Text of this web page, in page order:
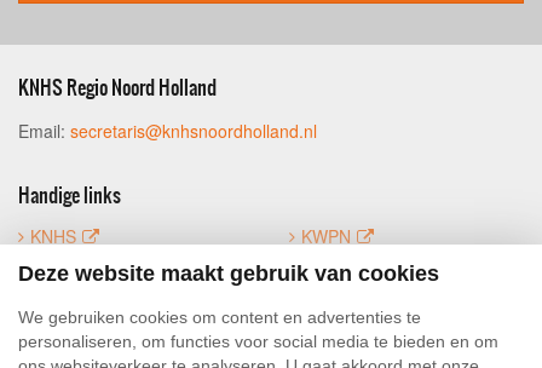
KNHS Regio Noord Holland
Email: secretaris@knhsnoordholland.nl
Handige links
KNHS
KWPN
FNRS
Mijn KNHS
Deze website maakt gebruik van cookies
We gebruiken cookies om content en advertenties te
personaliseren, om functies voor social media te bieden en om